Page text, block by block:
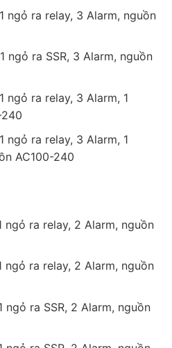
ngỏ ra relay, 3 Alarm, nguồn
1 ngỏ ra SSR, 3 Alarm, nguồn
ngỏ ra relay, 3 Alarm, 1
1 ngỏ ra relay, 3 Alarm, 1
AC100-240
ngỏ ra relay, 2 Alarm, nguồn
ngỏ ra relay, 2 Alarm, nguồn
ngỏ ra SSR, 2 Alarm, nguồn